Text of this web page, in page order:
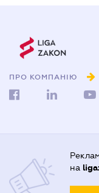
ПРО КОМПАНІЮ
на